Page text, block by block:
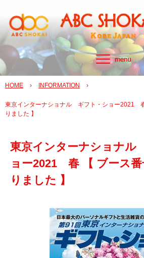
HOME › INFORMATION ›
東京インターナショナル ギフト・ショー2021
りました 】
東京インターナショナ
ョー2021 春 【 ブース
りました 】